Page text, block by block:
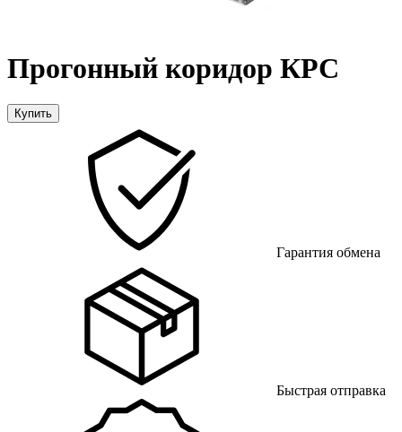
Прогонный коридор КРС
Купить
Гарантия обмена
Быстрая отправка